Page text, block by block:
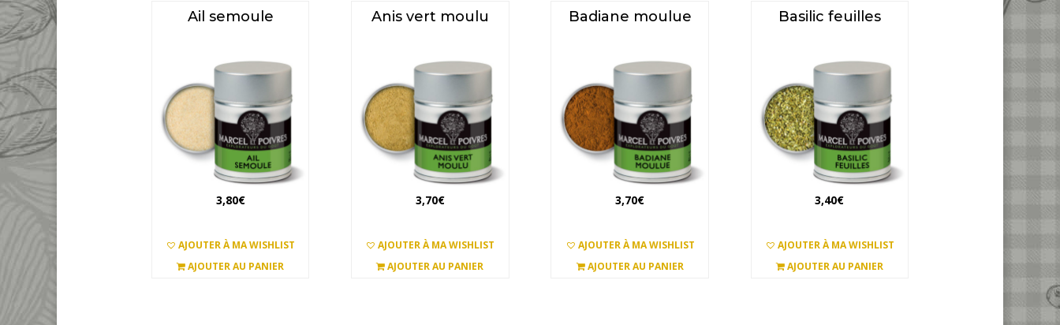
AJOUTER À MA WISHLIST
Ail semoule
3,80€
AJOUTER AU PANIER
AJOUTER À MA WISHLIST
Anis vert moulu
3,70€
AJOUTER AU PANIER
AJOUTER À MA WISHLIST
Badiane moulue
3,70€
AJOUTER AU PANIER
AJOUTER À MA WISHLIST
Basilic feuilles
3,40€
AJOUTER AU PANIER